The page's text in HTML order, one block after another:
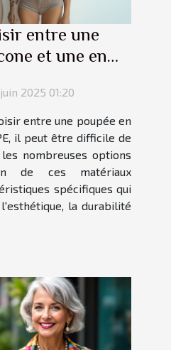
entre une
et une en
2025 01:20
entre une poupée en
il peut être difficile de
nombreuses options
de ces matériaux
spécifiques qui
la durabilité